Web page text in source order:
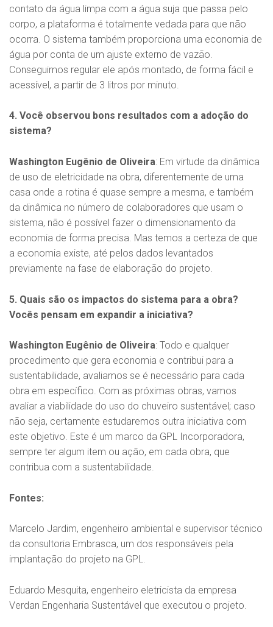
contato da água limpa com a água suja que passa pelo
corpo, a plataforma é totalmente vedada para que não
ocorra. O sistema também proporciona uma economia de
água por conta de um ajuste externo de vazão.
Conseguimos regular ele após montado, de forma fácil e
acessível, a partir de 3 litros por minuto.
4. Você observou bons resultados com a adoção do
sistema?
Washington Eugênio de Oliveira: Em virtude da dinâmica
de uso de eletricidade na obra, diferentemente de uma
casa onde a rotina é quase sempre a mesma, e também
da dinâmica no número de colaboradores que usam o
sistema, não é possível fazer o dimensionamento da
economia de forma precisa. Mas temos a certeza de que
a economia existe, até pelos dados levantados
previamente na fase de elaboração do projeto.
5. Quais são os impactos do sistema para a obra?
Vocês pensam em expandir a iniciativa?
Washington Eugênio de Oliveira: Todo e qualquer
procedimento que gera economia e contribui para a
sustentabilidade, avaliamos se é necessário para cada
obra em específico. Com as próximas obras, vamos
avaliar a viabilidade do uso do chuveiro sustentável; caso
não seja, certamente estudaremos outra iniciativa com
este objetivo. Este é um marco da GPL Incorporadora,
sempre ter algum item ou ação, em cada obra, que
contribua com a sustentabilidade.
Fontes:
Marcelo Jardim, engenheiro ambiental e supervisor técnico
da consultoria Embrasca, um dos responsáveis pela
implantação do projeto na GPL.
Eduardo Mesquita, engenheiro eletricista da empresa
Verdan Engenharia Sustentável que executou o projeto.